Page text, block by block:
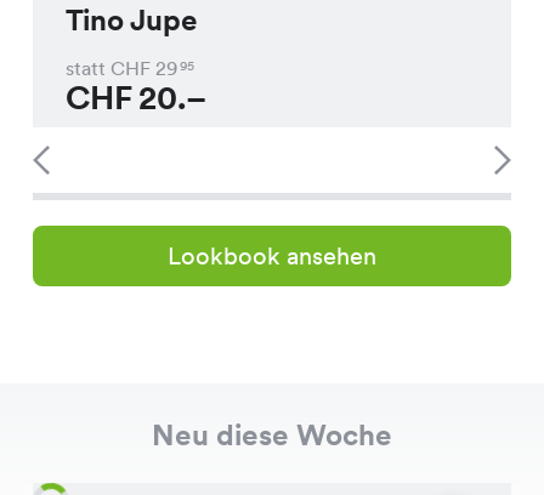
Tino Jupe
statt CHF 2995
CHF20.–
Lookbook ansehen
Neu diese Woche